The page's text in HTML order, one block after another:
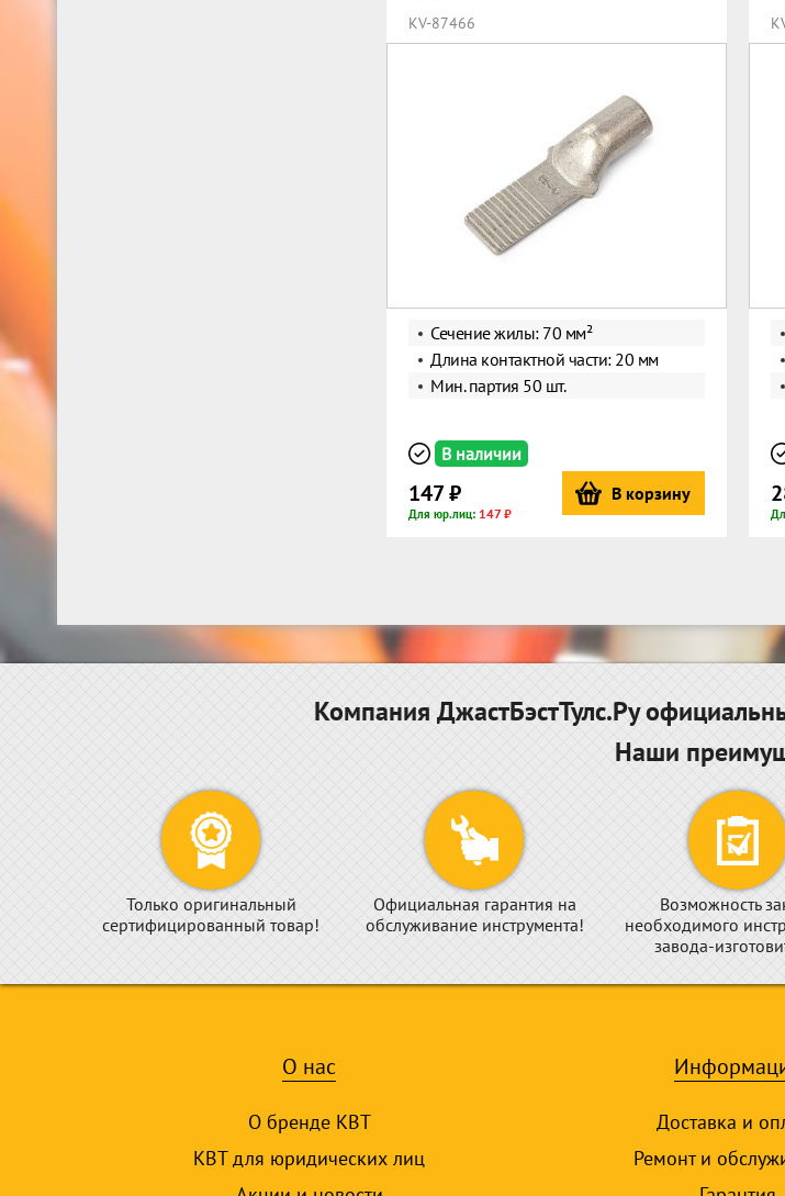
KV-87466
Сечение жилы: 70 мм²
Длина контактной части: 20 мм
Мин. партия 50 шт.
В наличии
147 ₽
Для юр.лиц: 147 ₽
В корзину
Компания ДжастБэстТулс.Ру
Наши
Только оригинальный
сертифицированный товар!
Официальная гарантия на
обслуживание инструмента!
Возможность
необходимого
завода-
О нас
О бренде КВТ
КВТ для юридических лиц
Доставка и
Ремонт и